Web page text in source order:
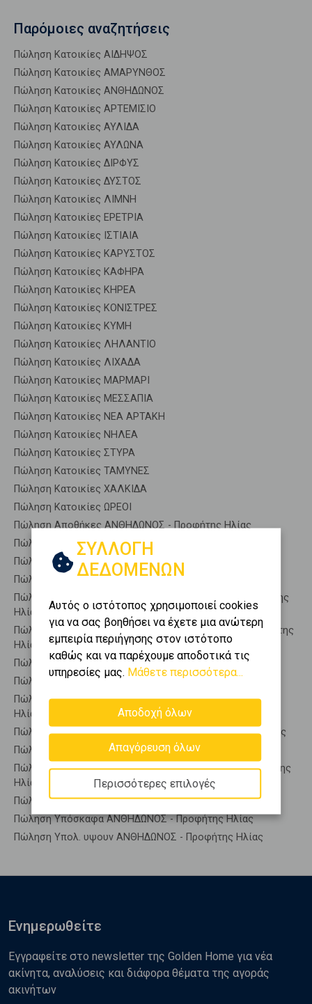
Παρόμοιες αναζητήσεις
Πώληση Κατοικίες ΑΙΔΗΨΟΣ
Πώληση Κατοικίες ΑΜΑΡΥΝΘΟΣ
Πώληση Κατοικίες ΑΝΘΗΔΩΝΟΣ
Πώληση Κατοικίες ΑΡΤΕΜΙΣΙΟ
Πώληση Κατοικίες ΑΥΛΙΔΑ
Πώληση Κατοικίες ΑΥΛΩΝΑ
Πώληση Κατοικίες ΔΙΡΦΥΣ
Πώληση Κατοικίες ΔΥΣΤΟΣ
Πώληση Κατοικίες ΛΙΜΝΗ
Πώληση Κατοικίες ΕΡΕΤΡΙΑ
Πώληση Κατοικίες ΙΣΤΙΑΙΑ
Πώληση Κατοικίες ΚΑΡΥΣΤΟΣ
Πώληση Κατοικίες ΚΑΦΗΡΑ
Πώληση Κατοικίες ΚΗΡΕΑ
Πώληση Κατοικίες ΚΟΝΙΣΤΡΕΣ
Πώληση Κατοικίες ΚΥΜΗ
Πώληση Κατοικίες ΛΗΛΑΝΤΙΟ
Πώληση Κατοικίες ΛΙΧΑΔΑ
Πώληση Κατοικίες ΜΑΡΜΑΡΙ
Πώληση Κατοικίες ΜΕΣΣΑΠΙΑ
Πώληση Κατοικίες ΝΕΑ ΑΡΤΑΚΗ
Πώληση Κατοικίες ΝΗΛΕΑ
Πώληση Κατοικίες ΣΤΥΡΑ
Πώληση Κατοικίες ΤΑΜΥΝΕΣ
Πώληση Κατοικίες ΧΑΛΚΙΔΑ
Πώληση Κατοικίες ΩΡΕΟΙ
Πώληση Αποθήκες ΑΝΘΗΔΩΝΟΣ - Προφήτης Ηλίας
Πώληση Γκαρσονιέρες ΑΝΘΗΔΩΝΟΣ - Προφήτης Ηλίας
Πώληση Διαμερίσματα ΑΝΘΗΔΩΝΟΣ - Προφήτης Ηλίας
Πώληση Κτίρια ΑΝΘΗΔΩΝΟΣ - Προφήτης Ηλίας
Πώληση Μεζονέτες (ανεξάρτητη) ΑΝΘΗΔΩΝΟΣ - Προφήτης
Ηλίας
Πώληση Μεζονέτες (εφαπτόμενη) ΑΝΘΗΔΩΝΟΣ - Προφήτης
Ηλίας
Πώληση Μονοκατοικίες ΑΝΘΗΔΩΝΟΣ - Προφήτης Ηλίας
Πώληση Οικίες ΑΝΘΗΔΩΝΟΣ - Προφήτης Ηλίας
Πώληση Οροφοδιαμερίσματα ΑΝΘΗΔΩΝΟΣ - Προφήτης
Ηλίας
Πώληση Οροφομεζονέτες ΑΝΘΗΔΩΝΟΣ - Προφήτης Ηλίας
Πώληση Ρετιρέ ΑΝΘΗΔΩΝΟΣ - Προφήτης Ηλίας
Πώληση Συγκροτήματα κατοικιών ΑΝΘΗΔΩΝΟΣ - Προφήτης
Ηλίας
Πώληση Υπόγεια ΑΝΘΗΔΩΝΟΣ - Προφήτης Ηλίας
Πώληση Υπόσκαφα ΑΝΘΗΔΩΝΟΣ - Προφήτης Ηλίας
Πώληση Υπολ. υψουν ΑΝΘΗΔΩΝΟΣ - Προφήτης Ηλίας
ΣΥΛΛΟΓΗ
ΔΕΔΟΜΕΝΩΝ
Αυτός ο ιστότοπος χρησιμοποιεί cookies
για να σας βοηθήσει να έχετε μια ανώτερη
εμπειρία περιήγησης στον ιστότοπο
καθώς και να παρέχουμε αποδοτικά τις
υπηρεσίες μας. Μάθετε περισσότερα...
Αποδοχή όλων
Απαγόρευση όλων
Περισσότερες επιλογές
Ενημερωθείτε
Εγγραφείτε στο newsletter της Golden Home για νέα
ακίνητα, αναλύσεις και διάφορα θέματα της αγοράς
ακινήτων